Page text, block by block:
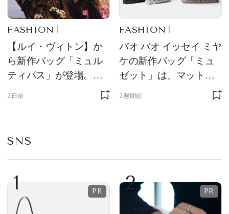
FASHION
【ルイ・ヴィトン】か
ら新作バッグ「ミュル
ティパス」が登場。ミ
ニサイズもラインナッ
2日前
FASHION
バオ バオ イッセイ ミヤ
ケの新作バッグ「ミュ
ゼット」は、マットな
2週間前
SNS
1 2